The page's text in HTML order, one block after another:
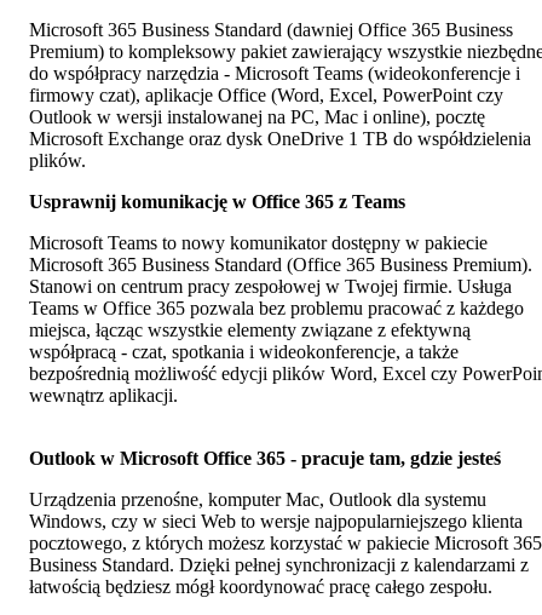
Microsoft 365 Business Standard (dawniej Office 365 Business
Premium) to kompleksowy pakiet zawierający wszystkie
do współpracy narzędzia - Microsoft Teams (wideokonferencje i
firmowy czat), aplikacje Office (Word, Excel, PowerPoint czy
Outlook w wersji instalowanej na PC, Mac i online), pocztę
Microsoft Exchange oraz dysk OneDrive 1 TB do współdzielenia
plików.
Usprawnij komunikację w Office 365 z Teams
Microsoft Teams to nowy komunikator dostępny w pakiecie
Microsoft 365 Business Standard (Office 365 Business Premium).
Stanowi on centrum pracy zespołowej w Twojej firmie. Usługa
Teams w Office 365 pozwala bez problemu pracować z każdego
miejsca, łącząc wszystkie elementy związane z efektywną
współpracą - czat, spotkania i wideokonferencje, a także
bezpośrednią możliwość edycji plików Word, Excel czy
wewnątrz aplikacji.
Outlook w Microsoft Office 365 - pracuje tam, gdzie jesteś
Urządzenia przenośne, komputer Mac, Outlook dla systemu
Windows, czy w sieci Web to wersje najpopularniejszego klienta
pocztowego, z których możesz korzystać w pakiecie Microsoft 365
Business Standard. Dzięki pełnej synchronizacji z kalendarzami z
łatwością będziesz mógł koordynować pracę całego zespołu.